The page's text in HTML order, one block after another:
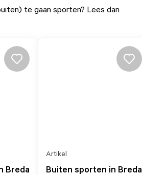
te gaan sporten? Lees dan
Breda Buiten sporten in Breda
Artikel